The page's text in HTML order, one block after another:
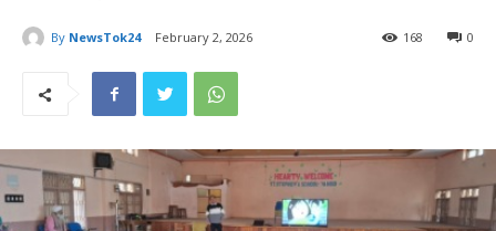
By NewsTok24 February 2, 2026 0
168